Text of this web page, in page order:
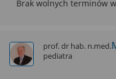
Brak wolnych terminów
prof. dr hab. n.med.
pediatra